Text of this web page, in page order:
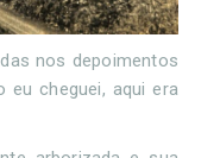
nos depoimentos
eu cheguei, aqui era